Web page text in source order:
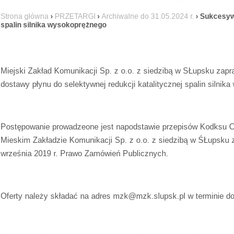
Strona główna › PRZETARGI › Archiwalne do 31.05.2024 r. ›
spalin silnika wysokoprężnego
Miejski Zakład Komunikacji Sp. z o.o. z siedzibą w SŁupsku
dostawy płynu do selektywnej redukcji katalitycznej spalin silnika
Postępowanie prowadzeone jest napodstawie przepisów
Mieskim Zakładzie Komunikacji Sp. z o.o. z siedzibą w
września 2019 r. Prawo Zamówień Publicznych.
Oferty należy składać na adres mzk@mzk.slupsk.pl w terminie